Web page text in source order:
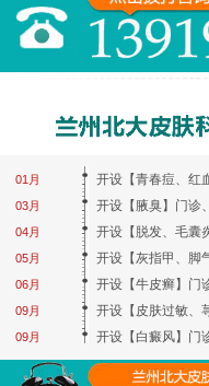
01月
03月
04月
05月
06月
09月
09月
开设【青春痘、红
开设【腋臭】门诊
开设【脱发、毛囊
开设【灰指甲、脚
开设【牛皮癣】门
开设【皮肤过敏、
开设【白癜风】门